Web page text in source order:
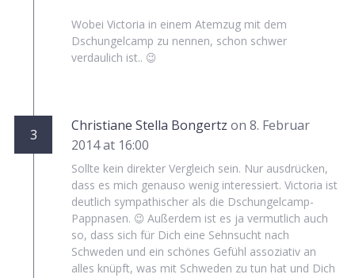
Wobei Victoria in einem Atemzug mit dem
Dschungelcamp zu nennen, schon schwer
verdaulich ist.. 😉
3
Christiane Stella Bongertz on 8. Februar
2014 at 16:00
Sollte kein direkter Vergleich sein. Nur ausdrücken,
dass es mich genauso wenig interessiert. Victoria ist
deutlich sympathischer als die Dschungelcamp-
Pappnasen. 😉 Außerdem ist es ja vermutlich auch
so, dass sich für Dich eine Sehnsucht nach
Schweden und ein schönes Gefühl assoziativ an
alles knüpft, was mit Schweden zu tun hat und Dich